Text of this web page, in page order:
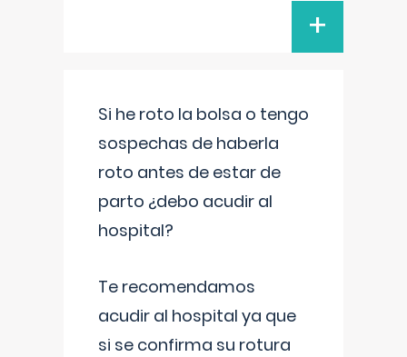
+
Si he roto la bolsa o tengo
sospechas de haberla
roto antes de estar de
parto ¿debo acudir al
hospital?
Te recomendamos
acudir al hospital ya que
si se confirma su rotura